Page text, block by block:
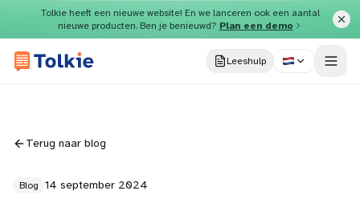
Direct naar inhoud
Tolkie heeft een nieuwe website! En we lanceren ook een aantal
nieuwe producten. Ben je benieuwd? Plan een demo
Leeshulp
Terug naar blog
Blog 14 september 2024